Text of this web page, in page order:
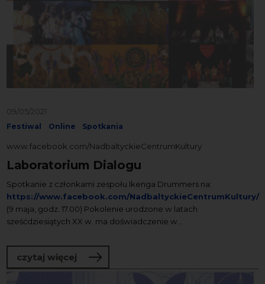
09/05/2021
Festiwal Online Spotkania
www.facebook.com/NadbaltyckieCentrumKultury
Laboratorium Dialogu
Spotkanie z członkami zespołu Ikenga Drummers na:
https://www.facebook.com/NadbaltyckieCentrumKultury/
(9 maja, godz. 17.00) Pokolenie urodzone w latach
sześćdziesiątych XX w. ma doświadczenie w...
czytaj więcej o Laboratorium Dialogu